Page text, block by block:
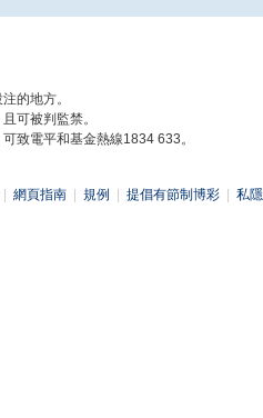
的地方。
可被判監禁。
致電平和基金熱線1834 633。
網頁指南 規例 提倡有節制博彩 私